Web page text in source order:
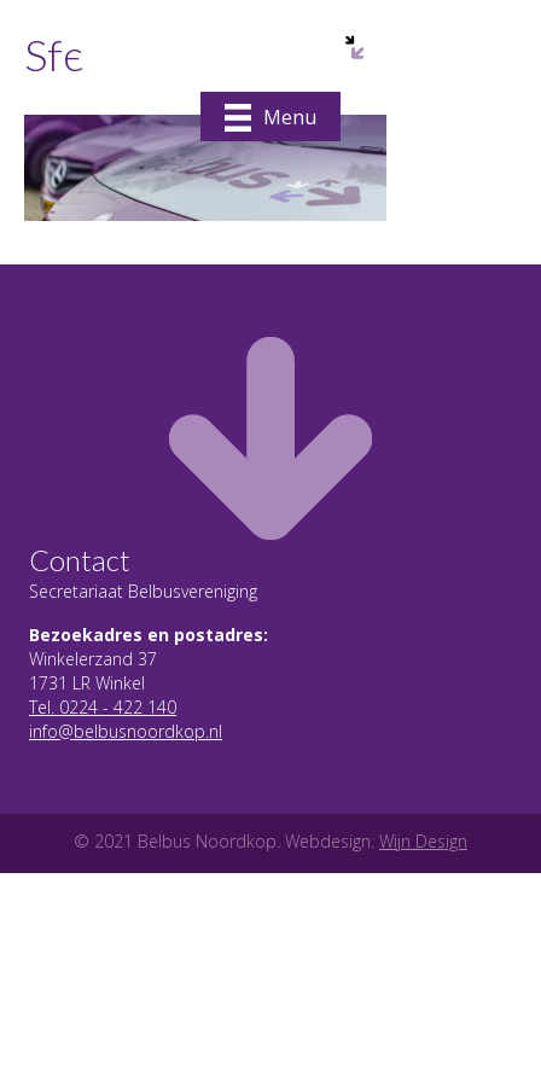
Menu
Sfeer-1
Contact
Secretariaat Belbusvereniging
Bezoekadres en postadres:
Winkelerzand 37
1731 LR Winkel
Tel. 0224 - 422 140
info@belbusnoordkop.nl
© 2021 Belbus Noordkop. Webdesign: Wijn Design